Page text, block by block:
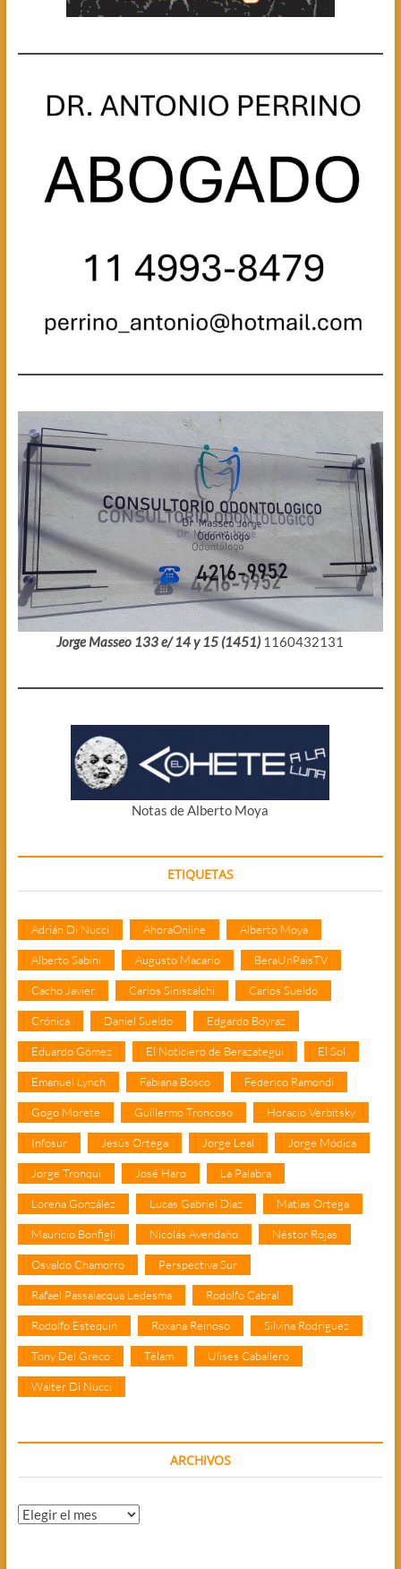
Jorge Masseo 133 e/ 14 y 15 (1451) 1160432131
Notas de Alberto Moya
ETIQUETAS
Adrián Di Nucci AhoraOnline Alberto Moya
Alberto Sabini Augusto Macario BeraUnPaisTV
Cacho Javier Carlos Siniscalchi Carlos Sueldo
Crónica Daniel Sueldo Edgardo Boyraz
Eduardo Gómez El Noticiero de Berazategui El Sol
Emanuel Lynch Fabiana Bosco Federico Ramondi
Gogo Morete Guillermo Troncoso Horacio Verbitsky
Infosur Jesús Ortega Jorge Leal Jorge Módica
Jorge Tronqui José Haro La Palabra
Lorena González Lucas Gabriel Díaz Matías Ortega
Mauricio Bonfigli Nicolás Avendaño Néstor Rojas
Osvaldo Chamorro Perspectiva Sur
Rafael Passalacqua Ledesma Rodolfo Cabral
Rodolfo Estequin Roxana Reinoso Silvina Rodríguez
Tony Del Greco Télam Ulises Caballero
Walter Di Nucci
ARCHIVOS
Archivos